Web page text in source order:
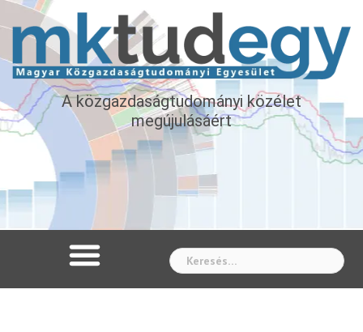
A közgazdaságtudományi közélet
megújulásáért